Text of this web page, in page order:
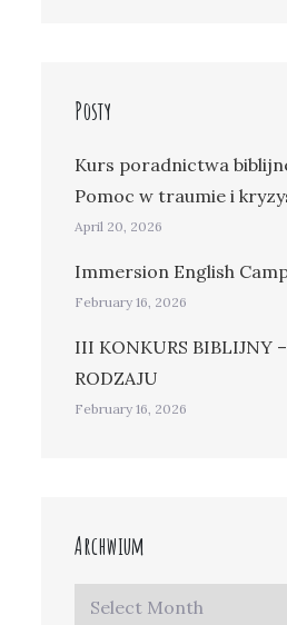
Posty
Kurs poradnictwa
Pomoc w traumie i
April 20, 2026
Immersion English
February 16, 2026
III KONKURS BIBLIJNY
RODZAJU
February 16, 2026
Archwium
Archwium